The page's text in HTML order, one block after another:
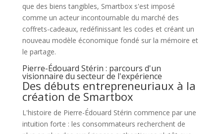
que des biens tangibles, Smartbox s'est imposé
comme un acteur incontournable du marché des
coffrets-cadeaux, redéfinissant les codes et créant un
nouveau modèle économique fondé sur la mémoire et
le partage.
Pierre-Édouard Stérin : parcours d'un
visionnaire du secteur de l'expérience
Des débuts entrepreneuriaux à la
création de Smartbox
L'histoire de Pierre-Édouard Stérin commence par une
intuition forte : les consommateurs recherchent de